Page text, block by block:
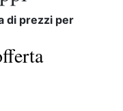
di prezzi per